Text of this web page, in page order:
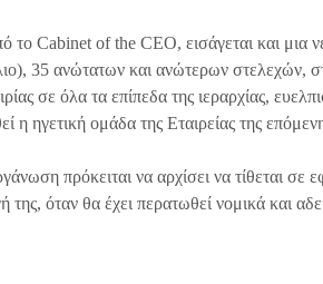
το Cabinet of the CEO, εισάγεται και μια
35 ανώτατων και ανώτερων στελεχών,
σε όλα τα επίπεδα της ιεραρχίας,
η ηγετική ομάδα της Εταιρείας της
πρόκειται να αρχίσει να τίθεται σε
της, όταν θα έχει περατωθεί νομικά και